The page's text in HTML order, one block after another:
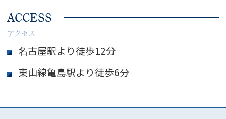
ACCESS
アクセス
名古屋駅より徒歩12分
東山線亀島駅より徒歩6分